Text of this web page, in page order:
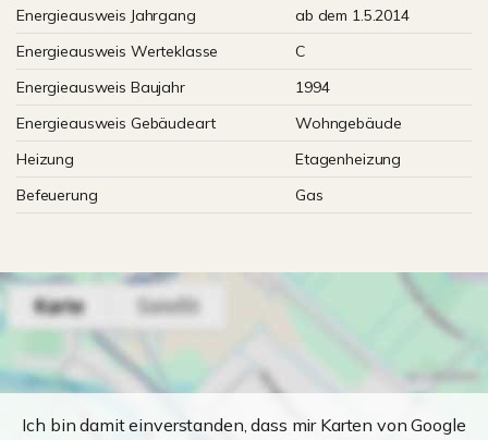
Energieausweis Jahrgang
ab dem 1.5.2014
Energieausweis Werteklasse
C
Energieausweis Baujahr
1994
Energieausweis Gebäudeart
Wohngebäude
Heizung
Etagenheizung
Befeuerung
Gas
Ich bin damit einverstanden, dass mir Karten von Google